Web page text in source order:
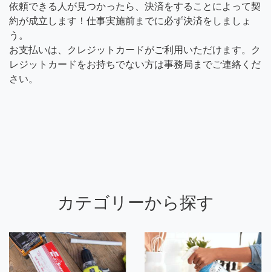
依頼できる人が見つかったら、決済をすることによって契
約が成立します！仕事実施前までに必ず決済をしましょ
う。
お支払いは、クレジットカードがご利用いただけます。ク
レジットカードをお持ちでない方は事務局までご連絡くだ
さい。
カテゴリーから探す